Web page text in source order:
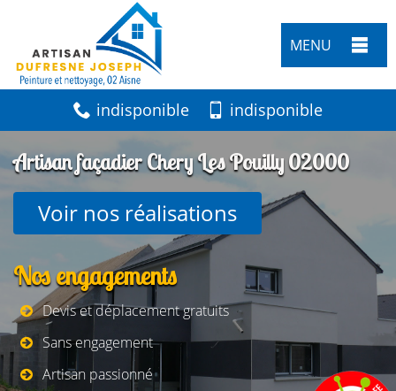
MENU
indisponible indisponible
Artisan façadier Chery Les Pouilly 02000
Voir nos réalisations
Nos engagements
Devis et déplacement gratuits
Sans engagement
Artisan passionné